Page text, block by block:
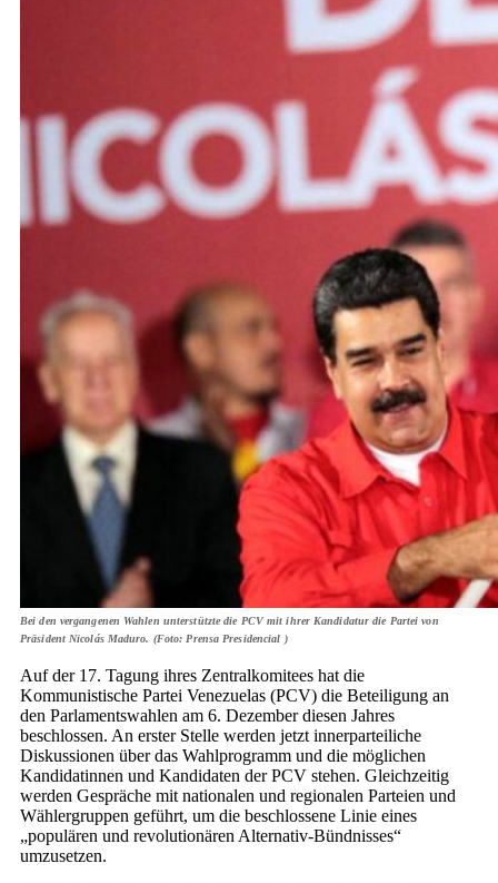
Bei den vergangenen Wahlen unterstützte die PCV mit ihrer Kandidatur die Partei von
Präsident Nicolás Maduro. (Foto: Prensa Presidencial )
Auf der 17. Tagung ihres Zentralkomitees hat die
Kommunistische Partei Venezuelas (PCV) die Beteiligung an
den Parlamentswahlen am 6. Dezember diesen Jahres
beschlossen. An erster Stelle werden jetzt innerparteiliche
Diskussionen über das Wahlprogramm und die möglichen
Kandidatinnen und Kandidaten der PCV stehen. Gleichzeitig
werden Gespräche mit nationalen und regionalen Parteien und
Wählergruppen geführt, um die beschlossene Linie eines
„populären und revolutionären Alternativ-Bündnisses“
umzusetzen.